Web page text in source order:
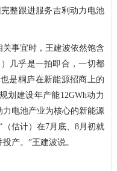
整跟进服务吉利动力电池
事宜时，王建波依然饱含
几乎是一拍即合，一切都
是桐庐在新能源招商上的
划建设年产能12GWh动力
电池产业为核心的新能源
估计）在7月底、8月初就
产。”王建波说。